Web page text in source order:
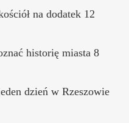
na dodatek 12
historię miasta 8
dzień w Rzeszowie